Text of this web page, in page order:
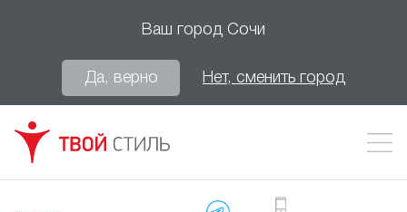
Ваш город Сочи
Да, верно Нет, сменить город